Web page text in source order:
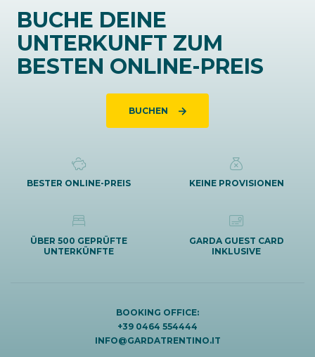
BUCHE DEINE
UNTERKUNFT ZUM
BESTEN ONLINE-PREIS
BUCHEN
BESTER ONLINE-PREIS KEINE PROVISIONEN
ÜBER 500 GEPRÜFTE
UNTERKÜNFTE
GARDA GUEST CARD
INKLUSIVE
BOOKING OFFICE:
+39 0464 554444
INFO@GARDATRENTINO.IT